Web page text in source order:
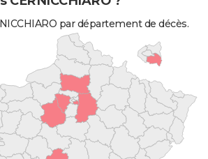
par département de décès.